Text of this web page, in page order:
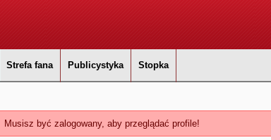
Strefa fana Publicystyka Stopka
Musisz być zalogowany, aby przeglądać profile!